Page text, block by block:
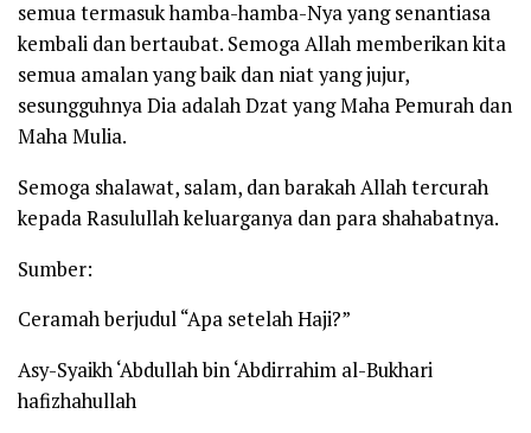
semua termasuk hamba-hamba-Nya yang senantiasa
kembali dan bertaubat. Semoga Allah memberikan kita
semua amalan yang baik dan niat yang jujur,
sesungguhnya Dia adalah Dzat yang Maha Pemurah dan
Maha Mulia.
Semoga shalawat, salam, dan barakah Allah tercurah
kepada Rasulullah keluarganya dan para shahabatnya.
Sumber:
Ceramah berjudul “Apa setelah Haji?”
Asy-Syaikh ‘Abdullah bin ‘Abdirrahim al-Bukhari
hafizhahullah